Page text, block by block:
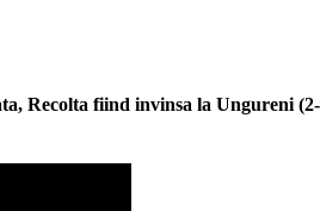
Recolta fiind invinsa la Ungureni